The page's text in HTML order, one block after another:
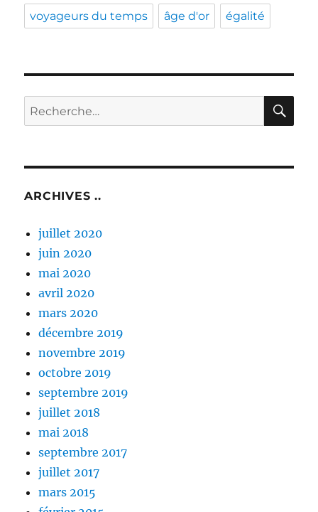
voyageurs du temps âge d'or égalité
Recherche
pour :
ARCHIVES ..
juillet 2020
juin 2020
mai 2020
avril 2020
mars 2020
décembre 2019
novembre 2019
octobre 2019
septembre 2019
juillet 2018
mai 2018
septembre 2017
juillet 2017
mars 2015